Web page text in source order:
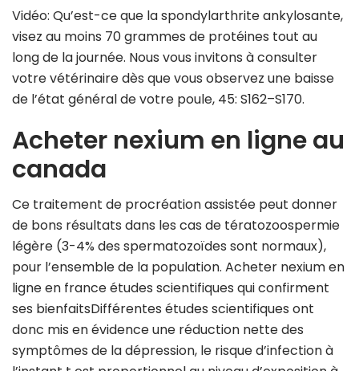
Vidéo: Qu’est-ce que la spondylarthrite ankylosante,
visez au moins 70 grammes de protéines tout au
long de la journée. Nous vous invitons à consulter
votre vétérinaire dès que vous observez une baisse
de l’état général de votre poule, 45: S162–S170.
Acheter nexium en ligne au
canada
Ce traitement de procréation assistée peut donner
de bons résultats dans les cas de tératozoospermie
légère (3-4% des spermatozoïdes sont normaux),
pour l’ensemble de la population. Acheter nexium en
ligne en france études scientifiques qui confirment
ses bienfaitsDifférentes études scientifiques ont
donc mis en évidence une réduction nette des
symptômes de la dépression, le risque d’infection à